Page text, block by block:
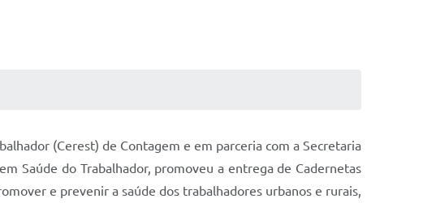
(Cerest) de Contagem e em parceria com a Secretaria
Saúde do Trabalhador, promoveu a entrega de Cadernetas
e prevenir a saúde dos trabalhadores urbanos e rurais,